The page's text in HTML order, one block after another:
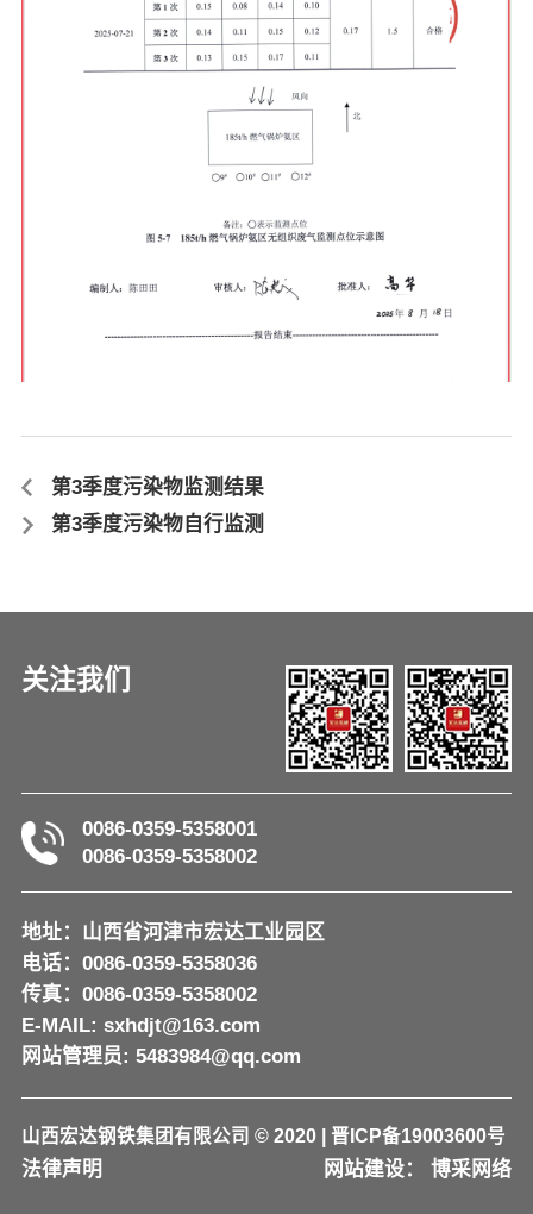
第3季度污染物监测结果
第3季度污染物自行监测
关注我们
0086-0359-5358001
0086-0359-5358002
地址：山西省河津市宏达工业园区
电话：0086-0359-5358036
传真：0086-0359-5358002
E-MAIL: sxhdjt@163.com
网站管理员: 5483984@qq.com
山西宏达钢铁集团有限公司 © 2020 | 晋ICP备19003600号
法律声明 网站建设： 博采网络